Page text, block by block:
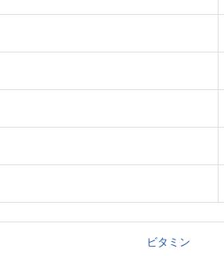
ビタミン